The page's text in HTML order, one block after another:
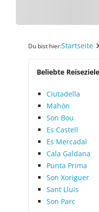
Du bist hier:Startseite
Beliebte
Ciutadella
Mahón
Son Bou
Es Castell
Es Mercadal
Cala Galdana
Punta Prima
Son Xoriguer
Sant Lluís
Son Parc